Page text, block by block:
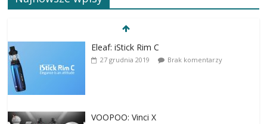
Eleaf: iStick Rim C
27 grudnia 2019 Brak komentarzy
VOOPOO: Vinci X